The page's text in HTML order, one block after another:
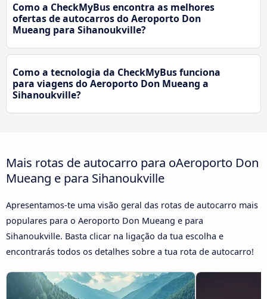
Como a CheckMyBus encontra as melhores
ofertas de autocarros do Aeroporto Don
Mueang para Sihanoukville?
Como a tecnologia da CheckMyBus funciona
para viagens do Aeroporto Don Mueang a
Sihanoukville?
Mais rotas de autocarro para oAeroporto Don
Mueang e para Sihanoukville
Apresentamos-te uma visão geral das rotas de autocarro mais
populares para o Aeroporto Don Mueang e para
Sihanoukville. Basta clicar na ligação da tua escolha e
encontrarás todos os detalhes sobre a tua rota de autocarro!